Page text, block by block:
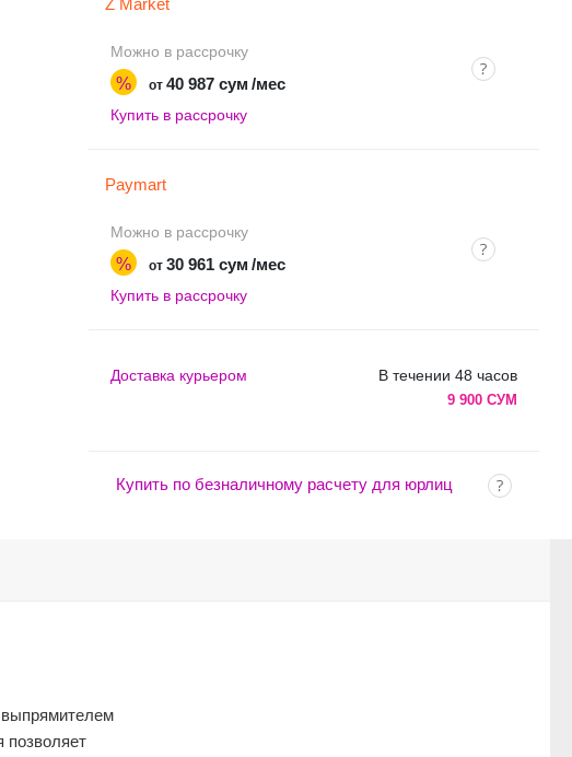
Z Market
Можно в рассрочку
% от 40 987 сум /мес
Купить в рассрочку
Paymart
Можно в рассрочку
% от 30 961 сум /мес
Купить в рассрочку
Доставка курьером В течении 48 часов
9 900 СУМ
Купить по безналичному расчету для юрлиц
позволяет